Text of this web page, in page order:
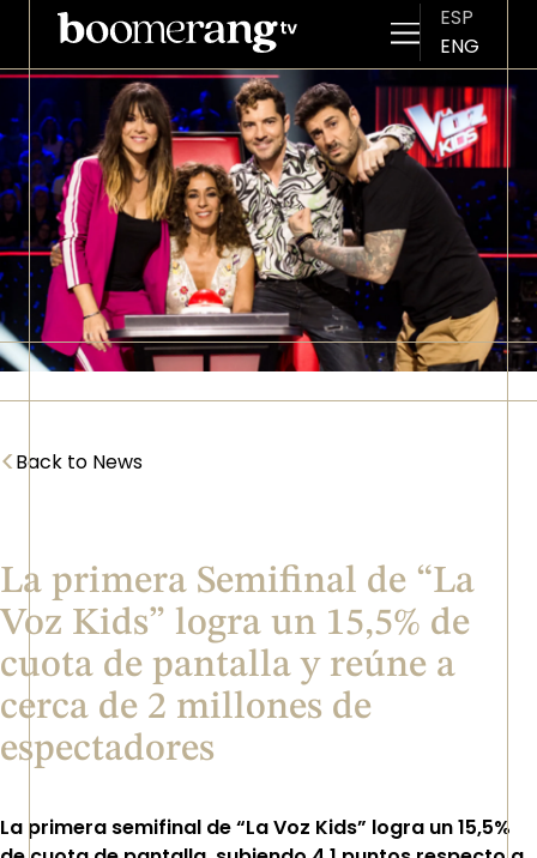
Skip to main content
ESP
ENG
Imagen
<Back to News
La primera Semifinal de “La
Voz Kids” logra un 15,5% de
cuota de pantalla y reúne a
cerca de 2 millones de
espectadores
La primera semifinal de “La Voz Kids” logra un 15,5%